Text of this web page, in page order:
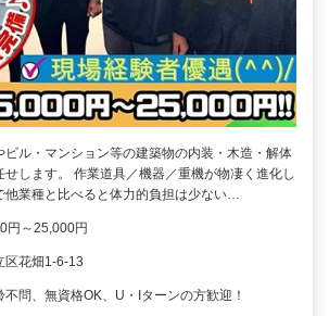
ビル・マンション等の建築物の内装・木造・解体
せします。 作業道具／機器／重機が物凄く進化し
他業種と比べると体力的負担は少ない…
円～25,000円
区花畑1-6-13
不問、無資格OK、U・Iターンの方歓迎！